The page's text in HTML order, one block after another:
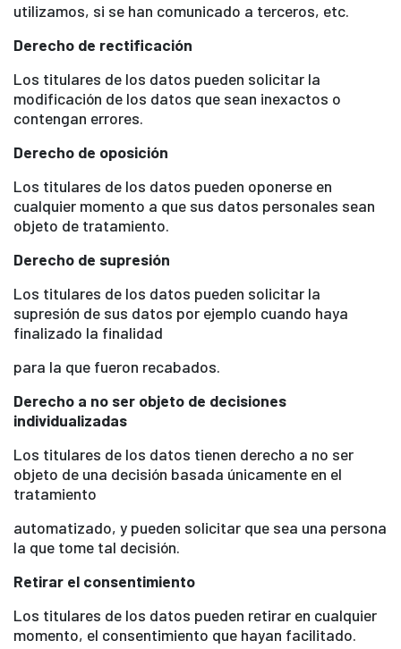
utilizamos, si se han comunicado a terceros, etc.
Derecho de rectificación
Los titulares de los datos pueden solicitar la
modificación de los datos que sean inexactos o
contengan errores.
Derecho de oposición
Los titulares de los datos pueden oponerse en
cualquier momento a que sus datos personales sean
objeto de tratamiento.
Derecho de supresión
Los titulares de los datos pueden solicitar la
supresión de sus datos por ejemplo cuando haya
finalizado la finalidad
para la que fueron recabados.
Derecho a no ser objeto de decisiones
individualizadas
Los titulares de los datos tienen derecho a no ser
objeto de una decisión basada únicamente en el
tratamiento
automatizado, y pueden solicitar que sea una persona
la que tome tal decisión.
Retirar el consentimiento
Los titulares de los datos pueden retirar en cualquier
momento, el consentimiento que hayan facilitado.